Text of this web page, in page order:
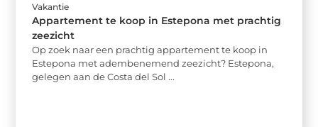
Vakantie
Appartement te koop in Estepona met prachtig
zeezicht
Op zoek naar een prachtig appartement te koop in
Estepona met adembenemend zeezicht? Estepona,
gelegen aan de Costa del Sol ...